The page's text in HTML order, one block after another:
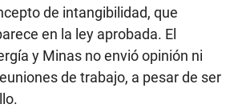
de intangibilidad, que
en la ley aprobada. El
y Minas no envió opinión ni
de trabajo, a pesar de ser